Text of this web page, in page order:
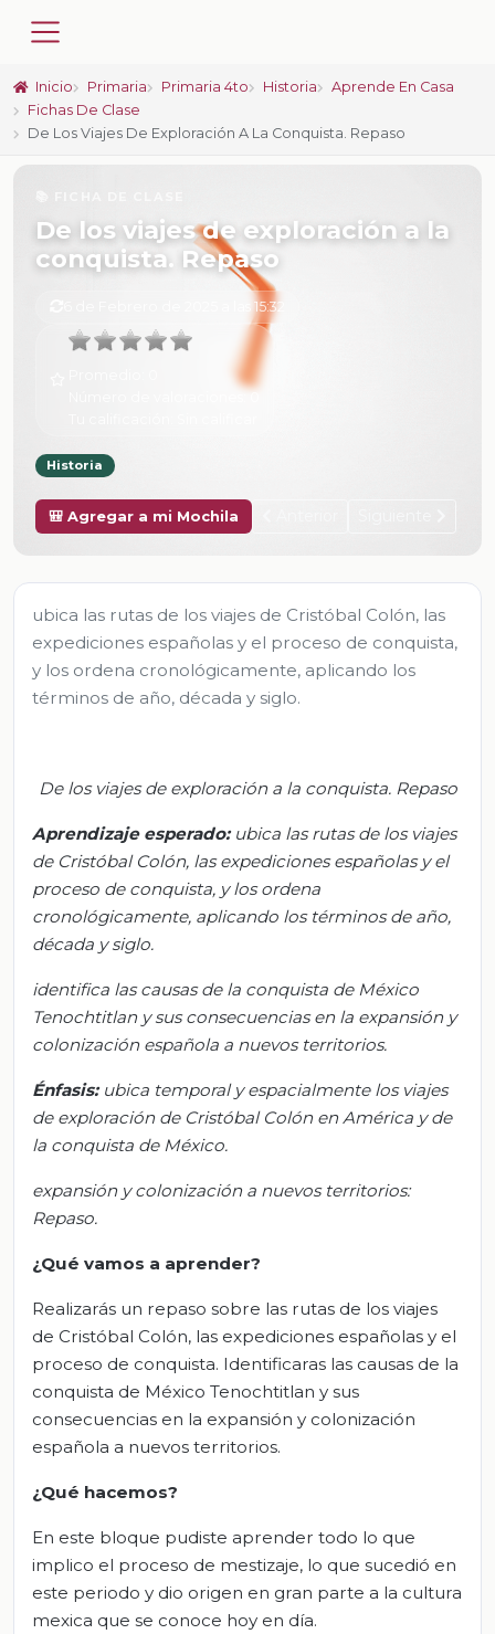
Inicio Primaria Primaria 4to Historia
Aprende En Casa
Fichas De Clase
De Los Viajes De Exploración A La Conquista. Repaso
De los viajes de exploración a la
conquista. Repaso
6 de Febrero de 2025 a las 15:32
Historia
🎒 Agregar a mi Mochila
ubica las rutas de los viajes de Cristóbal Colón, las
expediciones españolas y el proceso de conquista,
y los ordena cronológicamente, aplicando los
términos de año, década y siglo.
De los viajes de exploración a la conquista. Repaso
Aprendizaje esperado: ubica las rutas de los viajes
de Cristóbal Colón, las expediciones españolas y el
proceso de conquista, y los ordena
cronológicamente, aplicando los términos de año,
década y siglo.
identifica las causas de la conquista de México
Tenochtitlan y sus consecuencias en la expansión y
colonización española a nuevos territorios.
Énfasis: ubica temporal y espacialmente los viajes
de exploración de Cristóbal Colón en América y de
la conquista de México.
expansión y colonización a nuevos territorios:
Repaso.
¿Qué vamos a aprender?
Realizarás un repaso sobre las rutas de los viajes
de Cristóbal Colón, las expediciones españolas y el
proceso de conquista. Identificaras las causas de la
conquista de México Tenochtitlan y sus
consecuencias en la expansión y colonización
española a nuevos territorios.
¿Qué hacemos?
En este bloque pudiste aprender todo lo que
implico el proceso de mestizaje, lo que sucedió en
este periodo y dio origen en gran parte a la cultura
mexica que se conoce hoy en día.